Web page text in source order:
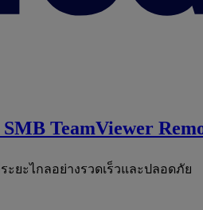
TeamViewer
ยะไกลอย่างรวดเร็วและปลอดภัย